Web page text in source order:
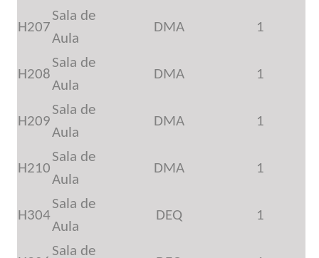
H207
Sala de
Aula
DMA 1
H208
Sala de
Aula
DMA 1
H209
Sala de
Aula
DMA 1
H210
Sala de
Aula
DMA 1
H304
Sala de
Aula
DEQ 1
Sala de